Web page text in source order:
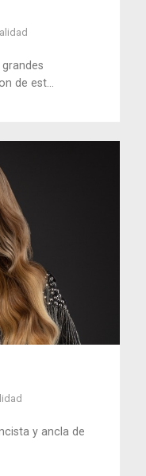
de est...
y ancla de